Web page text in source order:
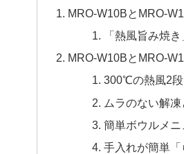
MRO-W10BとMRO-
「熱風旨み焼
MRO-W10BとMRO-
300℃の熱風2
ムラのない解
簡単ボウルメニ
手入れが簡単「